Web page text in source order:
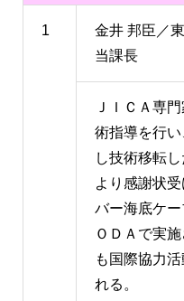
1
金井 邦臣／
当課長
ＪＩＣＡ専
術指導を行
し技術移転
より感謝状
バー海底ケ
ＯＤＡで実
も国際協力
れる。